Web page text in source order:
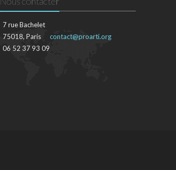
7 rue Bachelet
75018, Paris
06 52 37 93 09
contact@proarti.org